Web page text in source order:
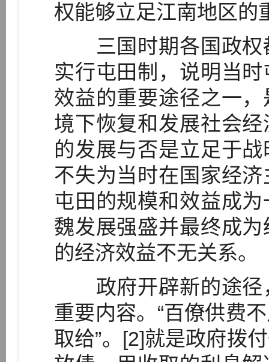
权能够立足江南地区的
三国时期各国政权
实行屯田制，说明当
效益的重要途径之一
境下恢复和发展社会
的发展与否是立足于
不失为当时在国家经
屯田的规模和效益成
魏发展强盛并最终成
的经济效益不无关系。
政府开辟新的途径
重要内容。“百僚供费
取给”。[2]就是政府拨